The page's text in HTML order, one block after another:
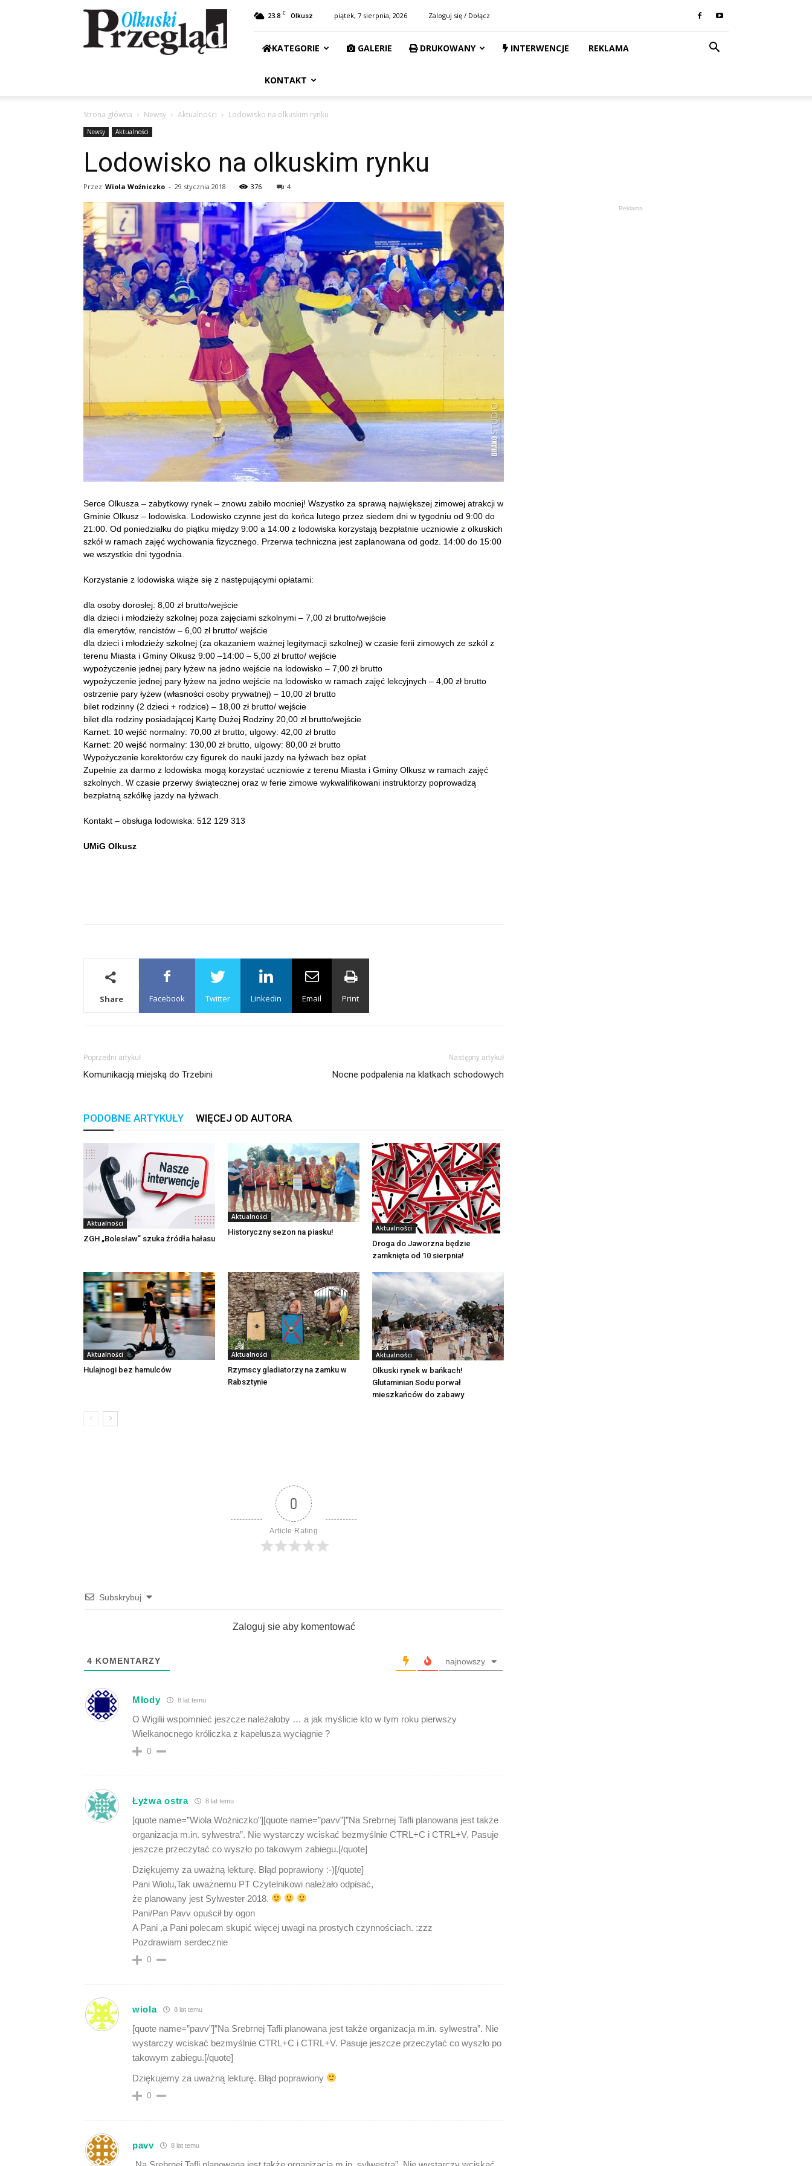
Przegląd
Olkuski
23.8 C Olkusz piątek, 7 sierpnia, 2026 Zaloguj się / Dołącz
KATEGORIE GALERIE DRUKOWANY INTERWENCJE REKLAMA
KONTAKT
Strona główna Newsy Aktualności Lodowisko na olkuskim rynku
Newsy Aktualności
Lodowisko na olkuskim rynku
Przez Wiola Woźniczko - 29 stycznia 2018 376 4
Serce Olkusza – zabytkowy rynek – znowu zabiło mocniej! Wszystko za sprawą największej zimowej atrakcji w
Gminie Olkusz – lodowiska. Lodowisko czynne jest do końca lutego przez siedem dni w tygodniu od 9:00 do
21:00. Od poniedziałku do piątku między 9:00 a 14:00 z lodowiska korzystają bezpłatnie uczniowie z olkuskich
szkół w ramach zajęć wychowania fizycznego. Przerwa techniczna jest zaplanowana od godz. 14:00 do 15:00
we wszystkie dni tygodnia.
Korzystanie z lodowiska wiąże się z następującymi opłatami:
dla osoby dorosłej: 8,00 zł brutto/wejście
dla dzieci i młodzieży szkolnej poza zajęciami szkolnymi – 7,00 zł brutto/wejście
dla emerytów, rencistów – 6,00 zł brutto/ wejście
dla dzieci i młodzieży szkolnej (za okazaniem ważnej legitymacji szkolnej) w czasie ferii zimowych ze szkól z
terenu Miasta i Gminy Olkusz 9:00 –14:00 – 5,00 zł brutto/ wejście
wypożyczenie jednej pary łyżew na jedno wejście na lodowisko – 7,00 zł brutto
wypożyczenie jednej pary łyżew na jedno wejście na lodowisko w ramach zajęć lekcyjnych – 4,00 zł brutto
ostrzenie pary łyżew (własności osoby prywatnej) – 10,00 zł brutto
bilet rodzinny (2 dzieci + rodzice) – 18,00 zł brutto/ wejście
bilet dla rodziny posiadającej Kartę Dużej Rodziny 20,00 zł brutto/wejście
Karnet: 10 wejść normalny: 70,00 zł brutto, ulgowy: 42,00 zł brutto
Karnet: 20 wejść normalny: 130,00 zł brutto, ulgowy: 80,00 zł brutto
Wypożyczenie korektorów czy figurek do nauki jazdy na łyżwach bez opłat
Zupełnie za darmo z lodowiska mogą korzystać uczniowie z terenu Miasta i Gminy Olkusz w ramach zajęć
szkolnych. W czasie przerwy świątecznej oraz w ferie zimowe wykwalifikowani instruktorzy poprowadzą
bezpłatną szkółkę jazdy na łyżwach.
Kontakt – obsługa lodowiska: 512 129 313
UMiG Olkusz
Share Facebook Twitter Linkedin Email Print
Poprzedni artykuł
Komunikacją miejską do Trzebini
Następny artykuł
Nocne podpalenia na klatkach schodowych
PODOBNE ARTYKUŁY WIĘCEJ OD AUTORA
Aktualności
ZGH „Bolesław” szuka źródła hałasu
Aktualności
Historyczny sezon na piasku! Aktualności
Droga do Jaworzna będzie
zamknięta od 10 sierpnia!
Aktualności
Hulajnogi bez hamulców
Aktualności
Rzymscy gladiatorzy na zamku w
Rabsztynie
Aktualności
Olkuski rynek w bańkach!
Glutaminian Sodu porwał
mieszkańców do zabawy
0
Article Rating
Subskrybuj
Zaloguj sie aby komentować
4 KOMENTARZY najnowszy
Młody 8 lat temu
O Wigilii wspomnieć jeszcze należałoby … a jak myślicie kto w tym roku pierwszy
Wielkanocnego króliczka z kapelusza wyciągnie ?
0
Łyżwa ostra 8 lat temu
[quote name=”Wiola Woźniczko”][quote name=”pavv”]”Na Srebrnej Tafli planowana jest także
organizacja m.in. sylwestra”. Nie wystarczy wciskać bezmyślnie CTRL+C i CTRL+V. Pasuje
jeszcze przeczytać co wyszło po takowym zabiegu.[/quote]
Dziękujemy za uważną lekturę. Błąd poprawiony :-)[/quote]
Pani Wiolu,Tak uważnemu PT Czytelnikowi należało odpisać,
że planowany jest Sylwester 2018.
Pani/Pan Pavv opuścił by ogon
A Pani ,a Pani polecam skupić więcej uwagi na prostych czynnościach. :zzz
Pozdrawiam serdecznie
0
wiola 8 lat temu
[quote name=”pavv”]”Na Srebrnej Tafli planowana jest także organizacja m.in. sylwestra”. Nie
wystarczy wciskać bezmyślnie CTRL+C i CTRL+V. Pasuje jeszcze przeczytać co wyszło po
takowym zabiegu.[/quote]
Dziękujemy za uważną lekturę. Błąd poprawiony
0
pavv 8 lat temu
Reklama